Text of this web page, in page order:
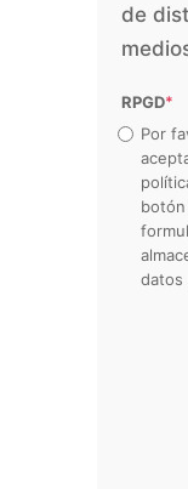
de
RPGD*
Por
datos